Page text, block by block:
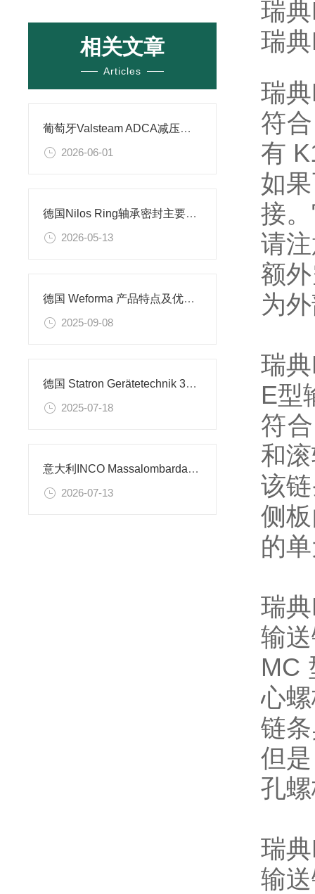
相关文章
Articles
葡萄牙Valsteam ADCA减压阀技术特征及应用场景解析
2026-06-01
德国Nilos Ring轴承密封主要产品介绍及应用场景
2026-05-13
德国 Weforma 产品特点及优势解析​
2025-09-08
德国 Statron Gerätetechnik 3229.0 工业电源：工业供电的可靠保障
2025-07-18
意大利INCO Massalombarda电容技术特点及行业应用解析
2026-07-13
瑞
瑞
瑞
符
有
如
接
请
额
为
瑞
E型
符
和
该
侧
的
瑞
输
MC
心
链
但
孔
瑞
输